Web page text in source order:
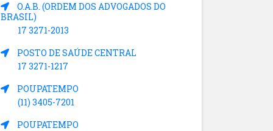
O.A.B. (ORDEM DOS ADVOGADOS DO
BRASIL)
17 3271-2013
POSTO DE SAÚDE CENTRAL
17 3271-1217
POUPATEMPO
(11) 3405-7201
POUPATEMPO